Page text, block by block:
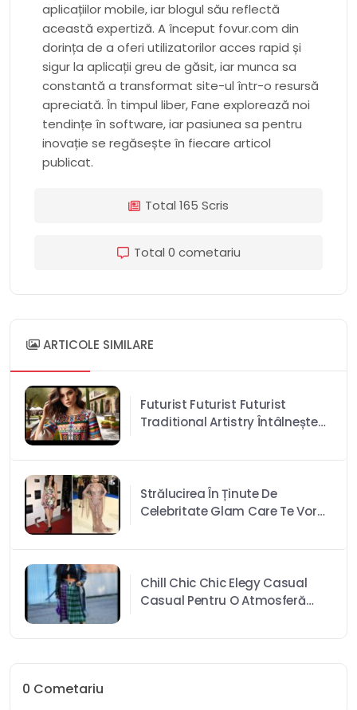
aplicațiilor mobile, iar blogul său reflectă
această expertiză. A început fovur.com din
dorința de a oferi utilizatorilor acces rapid și
sigur la aplicații greu de găsit, iar munca sa
constantă a transformat site-ul într-o resursă
apreciată. În timpul liber, Fane explorează noi
tendințe în software, iar pasiunea sa pentru
inovație se regăsește în fiecare articol
publicat.
Total 165 Scris
Total 0 cometariu
ARTICOLE SIMILARE
Futurist Futurist Futurist
Traditional Artistry Întâlnește
Strălucirea În Ținute De
Celebritate Glam Care Te Vor
Chill Chic Chic Elegy Casual
Casual Pentru O Atmosferă
0 Cometariu